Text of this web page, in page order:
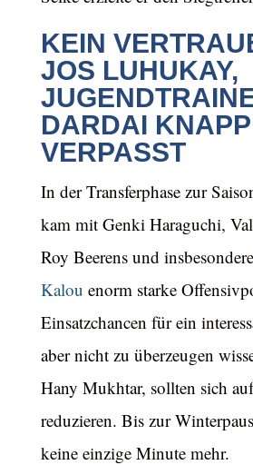
KEIN
JOS LUHUKAY,
DARDAI KNAPP
VERPASST
In der Transferphase zur
kam mit Genki Haraguchi,
Roy Beerens und insbesondere
Kalou enorm starke
Einsatzchancen für ein
aber nicht zu überzeugen
Hany Mukhtar, sollten sich
reduzieren. Bis zur
keine einzige Minute mehr.